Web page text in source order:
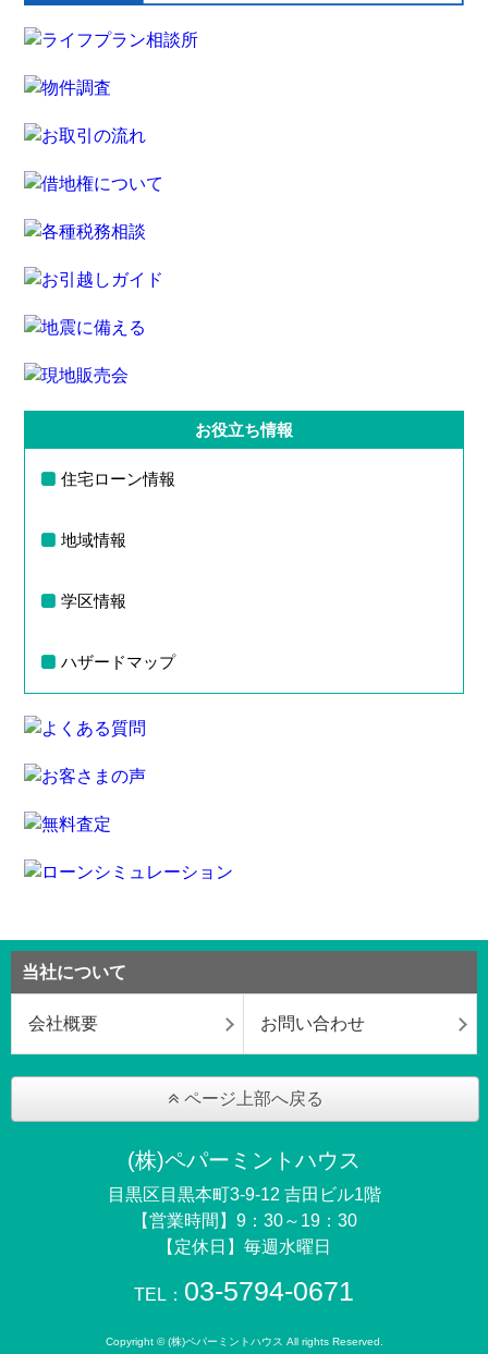
お役立ち情報
住宅ローン情報
地域情報
学区情報
ハザードマップ
当社について
会社概要 お問い合わせ
ページ上部へ戻る
(株)ペパーミントハウス
目黒区目黒本町3-9-12 吉田ビル1階
【営業時間】9：30～19：30
【定休日】毎週水曜日
TEL： 03-5794-0671
Copyright © (株)ペパーミントハウス All rights Reserved.